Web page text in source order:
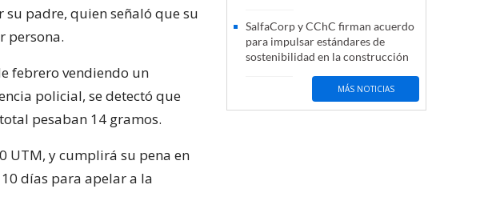
padre, quien señaló que su
persona.
febrero vendiendo un
policial, se detectó que
pesaban 14 gramos.
UTM, y cumplirá su pena en
días para apelar a la
SalfaCorp y CChC firman acuerdo
para impulsar estándares de
sostenibilidad en la construcción
MÁS NOTICIAS